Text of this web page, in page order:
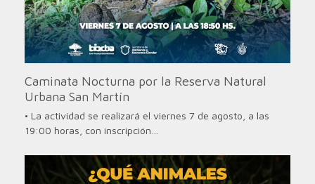
Caminata Nocturna por la Reserva Natural
Urbana San Martín
• La actividad se realizará el viernes 7 de agosto, a las
19:00 horas, con inscripción…